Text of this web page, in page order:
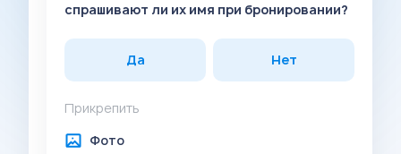
спрашивают ли их имя при бронировании?
Да Нет
Прикрепить
Фото